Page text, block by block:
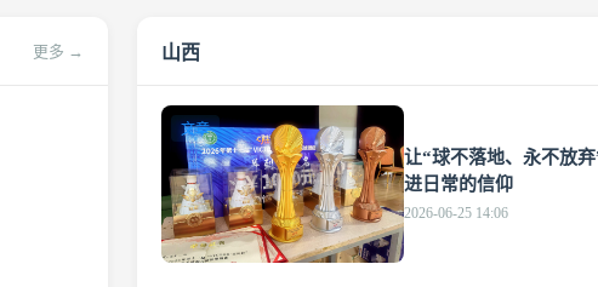
更多 → 山西
文章
让“球不落地、永不放
进日常的信仰
2026-06-25 14:06